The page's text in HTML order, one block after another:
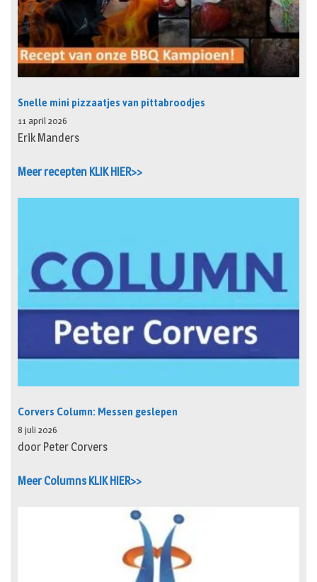
Snelle mini pizzaatjes van pittabroodjes
11 april 2026
Erik Manders
Meer recepten KLIK HIER>>
Corvers Column: Messen geslepen
8 juli 2026
door Peter Corvers
Meer Columns KLIK HIER>>